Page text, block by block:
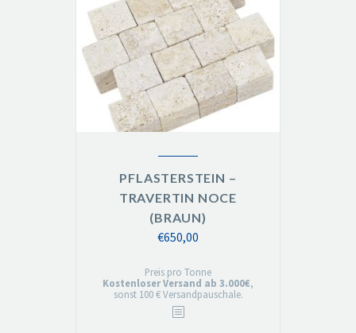
PFLASTERSTEIN –
TRAVERTIN NOCE
(BRAUN)
€650,00
Preis pro Tonne
Kostenloser Versand ab 3.000€,
sonst 100 € Versandpauschale.